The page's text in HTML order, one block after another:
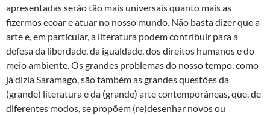
apresentadas serão tão mais universais quanto mais as
fizermos ecoar e atuar no nosso mundo. Não basta dizer que a
arte e, em particular, a literatura podem contribuir para a
defesa da liberdade, da igualdade, dos direitos humanos e do
meio ambiente. Os grandes problemas do nosso tempo, como
já dizia Saramago, são também as grandes questões da
(grande) literatura e da (grande) arte contemporâneas, que, de
diferentes modos, se propõem (re)desenhar novos ou